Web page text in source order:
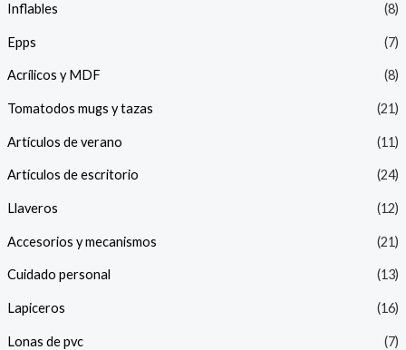
Inflables (8)
Epps (7)
Acrílicos y MDF (8)
Tomatodos mugs y tazas (21)
Artículos de verano (11)
Artículos de escritorio (24)
Llaveros (12)
Accesorios y mecanismos (21)
Cuidado personal (13)
Lapiceros (16)
Lonas de pvc (7)